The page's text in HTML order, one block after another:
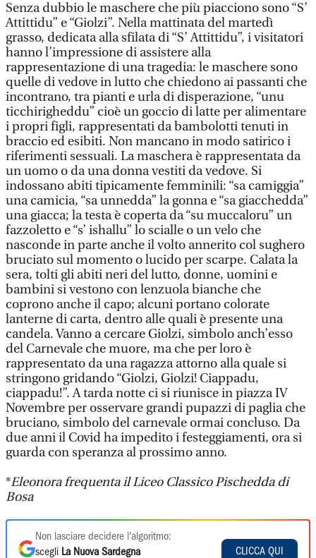
Senza dubbio le maschere che più piacciono sono “S’
Attittidu” e “Giolzi”. Nella mattinata del martedì
grasso, dedicata alla sfilata di “S’ Attittidu”, i visitatori
hanno l’impressione di assistere alla
rappresentazione di una tragedia: le maschere sono
quelle di vedove in lutto che chiedono ai passanti che
incontrano, tra pianti e urla di disperazione, “unu
ticchirigheddu” cioè un goccio di latte per alimentare
i propri figli, rappresentati da bambolotti tenuti in
braccio ed esibiti. Non mancano in modo satirico i
riferimenti sessuali. La maschera è rappresentata da
un uomo o da una donna vestiti da vedove. Si
indossano abiti tipicamente femminili: “sa camiggia”
una camicia, “sa unnedda” la gonna e “sa giacchedda”
una giacca; la testa è coperta da “su muccaloru” un
fazzoletto e “s’ ishallu” lo scialle o un velo che
nasconde in parte anche il volto annerito col sughero
bruciato sul momento o lucido per scarpe. Calata la
sera, tolti gli abiti neri del lutto, donne, uomini e
bambini si vestono con lenzuola bianche che
coprono anche il capo; alcuni portano colorate
lanterne di carta, dentro alle quali è presente una
candela. Vanno a cercare Giolzi, simbolo anch’esso
del Carnevale che muore, ma che per loro è
rappresentato da una ragazza attorno alla quale si
stringono gridando “Giolzi, Giolzi! Ciappadu,
ciappadu!”. A tarda notte ci si riunisce in piazza IV
Novembre per osservare grandi pupazzi di paglia che
bruciano, simbolo del carnevale ormai concluso. Da
due anni il Covid ha impedito i festeggiamenti, ora si
guarda con speranza al prossimo anno.
*Eleonora frequenta il Liceo Classico Pischedda di
Bosa
Non lasciare decidere l'algoritmo:
scegli La Nuova Sardegna
CLICCA QUI